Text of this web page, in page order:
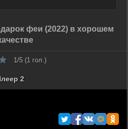
феи (2022) в хорошем
1/5 (1 гол.)
2